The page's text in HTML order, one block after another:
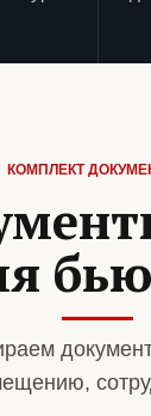
КОМПЛЕКТ